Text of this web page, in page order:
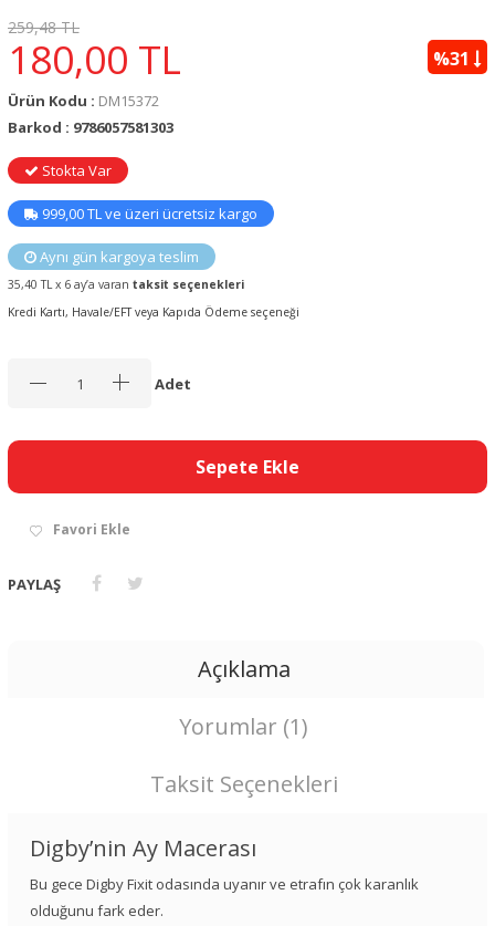
259,48 TL
180,00 TL %31
Ürün Kodu : DM15372
Barkod : 9786057581303
Stokta Var
999,00 TL ve üzeri ücretsiz kargo
Aynı gün kargoya teslim
35,40 TL x 6 ay’a varan taksit seçenekleri
Kredi Kartı, Havale/EFT veya Kapıda Ödeme seçeneği
Adet
Sepete Ekle
Favori Ekle
PAYLAŞ
Açıklama
Yorumlar (1)
Taksit Seçenekleri
Digby’nin Ay Macerası
Bu gece Digby Fixit odasında uyanır ve etrafın çok karanlık
olduğunu fark eder.